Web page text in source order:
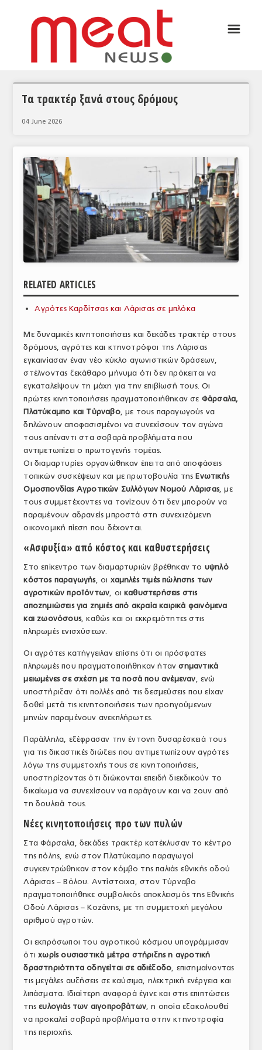
ΑΝΑΛΥΣΕΙΣ
ΚΟΣΜΟΣ
ΕΙΔΗΣΕΙΣ
ΕΥΡΩΠΑΪΚΕΣ ΑΠΟΦΑΣΕΙΣ
ΘΕΜΑΤΑ
ΑΝΑΛΥΣΕΙΣ
ΣΦΑΓΕΙΑ
ΠΡΩΤΕΣ ΥΛΕΣ
ΕΞΟΠΛΙΣΜΟΣ
ΥΠΗΡΕΣΙΕΣ
ΝΟΜΟΘΕΣΙΑ
ΕΛΛΗΝΙΚΗ ΝΟΜΟΘΕΣΙΑ
ΕΥΡΩΠΑΪΚΗ ΝΟΜΟΘΕΣΙΑ
ΑΡΧΕΙΟ ΤΕΥΧΩΝ
ΣΥΝΕΔΡΙΟ ΚΡΕΑΤΟΣ
☰
Τα τρακτέρ ξανά στους δρόμους
04 June 2026
RELATED ARTICLES
Αγρότες Καρδίτσας και Λάρισας σε μπλόκα
Με δυναμικές κινητοποιήσεις και δεκάδες τρακτέρ στους
δρόμους, αγρότες και κτηνοτρόφοι της Λάρισας
εγκαινίασαν έναν νέο κύκλο αγωνιστικών δράσεων,
στέλνοντας ξεκάθαρο μήνυμα ότι δεν πρόκειται να
εγκαταλείψουν τη μάχη για την επιβίωσή τους. Οι
πρώτες κινητοποιήσεις πραγματοποιήθηκαν σε Φάρσαλα,
Πλατύκαμπο και Τύρναβο, με τους παραγωγούς να
δηλώνουν αποφασισμένοι να συνεχίσουν τον αγώνα
τους απέναντι στα σοβαρά προβλήματα που
αντιμετωπίζει ο πρωτογενής τομέας.
Οι διαμαρτυρίες οργανώθηκαν έπειτα από αποφάσεις
τοπικών συσκέψεων και με πρωτοβουλία της Ενωτικής
Ομοσπονδίας Αγροτικών Συλλόγων Νομού Λάρισας, με
τους συμμετέχοντες να τονίζουν ότι δεν μπορούν να
παραμένουν αδρανείς μπροστά στη συνεχιζόμενη
οικονομική πίεση που δέχονται.
«Ασφυξία» από κόστος και καθυστερήσεις
Στο επίκεντρο των διαμαρτυριών βρέθηκαν το υψηλό
κόστος παραγωγής, οι χαμηλές τιμές πώλησης των
αγροτικών προϊόντων, οικαθυστερήσεις στις
αποζημιώσεις για ζημιές από ακραία καιρικά φαινόμενα
και ζωονόσους, καθώς και οι εκκρεμότητες στις
πληρωμές ενισχύσεων.
Οι αγρότες κατήγγειλαν επίσης ότι οι πρόσφατες
πληρωμές που πραγματοποιήθηκαν ήτανσημαντικά
μειωμένες σε σχέση με τα ποσά που ανέμεναν, ενώ
υποστήριξαν ότι πολλές από τις δεσμεύσεις που είχαν
δοθεί μετά τις κινητοποιήσεις των προηγούμενων
μηνών παραμένουν ανεκπλήρωτες.
Παράλληλα, εξέφρασαν την έντονη δυσαρέσκειά τους
για τις δικαστικές διώξεις που αντιμετωπίζουν αγρότες
λόγω της συμμετοχής τους σε κινητοποιήσεις,
υποστηρίζοντας ότι διώκονται επειδή διεκδικούν το
δικαίωμα να συνεχίσουν να παράγουν και να ζουν από
τη δουλειά τους.
Νέες κινητοποιήσεις προ των πυλών
Στα Φάρσαλα, δεκάδες τρακτέρ κατέκλυσαν το κέντρο
της πόλης, ενώ στον Πλατύκαμπο παραγωγοί
συγκεντρώθηκαν στον κόμβο της παλιάς εθνικής οδού
Λάρισας – Βόλου. Αντίστοιχα, στον Τύρναβο
πραγματοποιήθηκε συμβολικός αποκλεισμός της Εθνικής
Οδού Λάρισας – Κοζάνης, με τη συμμετοχή μεγάλου
αριθμού αγροτών.
Οι εκπρόσωποι του αγροτικού κόσμου υπογράμμισαν
ότιχωρίς ουσιαστικά μέτρα στήριξης η αγροτική
δραστηριότητα οδηγείται σε αδιέξοδο, επισημαίνοντας
τις μεγάλες αυξήσεις σε καύσιμα, ηλεκτρική ενέργεια και
λιπάσματα. Ιδιαίτερη αναφορά έγινε και στις επιπτώσεις
τηςευλογιάς των αιγοπροβάτων, η οποία εξακολουθεί
να προκαλεί σοβαρά προβλήματα στην κτηνοτροφία
της περιοχής.